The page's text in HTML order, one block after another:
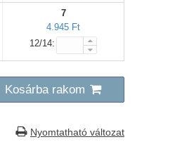
7
4.945 Ft
12/14:
Kosárba rakom
Nyomtatható változat